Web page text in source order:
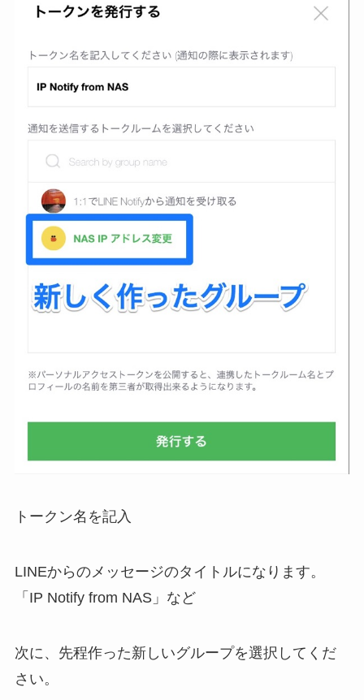
トークン名を記入
LINEからのメッセージのタイトルになります。
「IP Notify from NAS」など
次に、先程作った新しいグループを選択してくだ
さい。